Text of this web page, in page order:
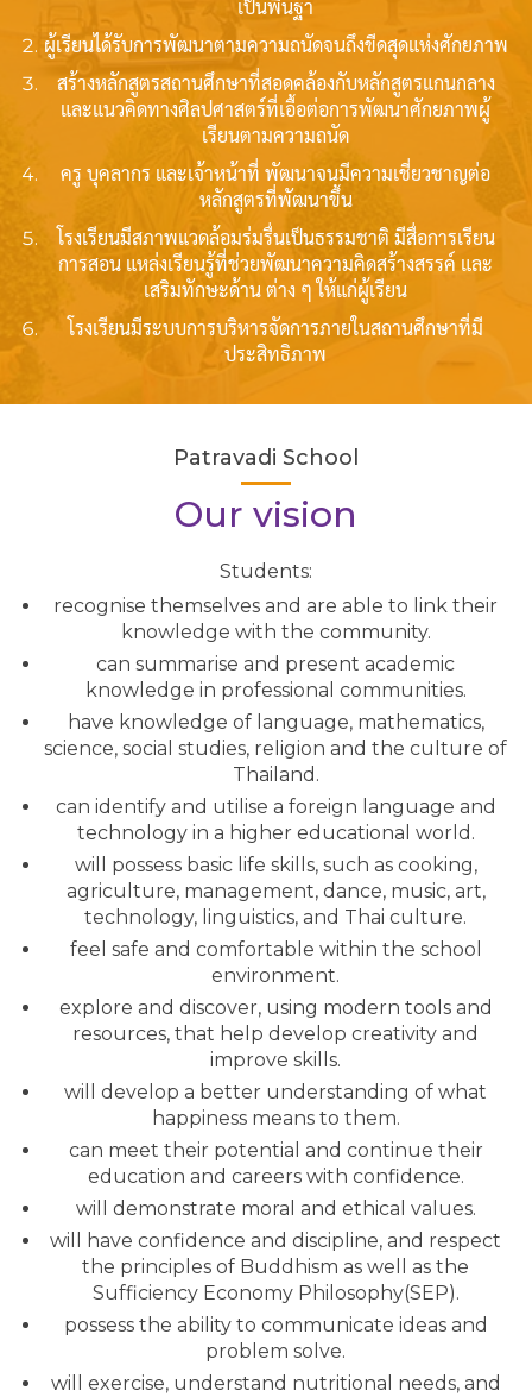
เป็นพื้นฐา
ผู้เรียนได้รับการพัฒนาตามความถนัดจนถึงขีดสุดแห่งศักยภาพ
สร้างหลักสูตรสถานศึกษาที่สอดคล้องกับหลักสูตรแกนกลาง
และแนวคิดทางศิลปศาสตร์ที่เอื้อต่อการพัฒนาศักยภาพผู้
เรียนตามความถนัด
ครู บุคลากร และเจ้าหน้าที่ พัฒนาจนมีความเชี่ยวชาญต่อ
หลักสูตรที่พัฒนาขึ้น
โรงเรียนมีสภาพแวดล้อมร่มรื่นเป็นธรรมชาติ มีสื่อการเรียน
การสอน แหล่งเรียนรู้ที่ช่วยพัฒนาความคิดสร้างสรรค์ และ
เสริมทักษะด้าน ต่าง ๆ ให้แก่ผู้เรียน
โรงเรียนมีระบบการบริหารจัดการภายในสถานศึกษาที่มี
ประสิทธิภาพ
Our vision
Patravadi School
Students:
recognise themselves and are able to link their
knowledge with the community.
can summarise and present academic
knowledge in professional communities.
have knowledge of language, mathematics,
science, social studies, religion and the culture of
Thailand.
can identify and utilise a foreign language and
technology in a higher educational world.
will possess basic life skills, such as cooking,
agriculture, management, dance, music, art,
technology, linguistics, and Thai culture.
feel safe and comfortable within the school
environment.
explore and discover, using modern tools and
resources, that help develop creativity and
improve skills.
will develop a better understanding of what
happiness means to them.
can meet their potential and continue their
education and careers with confidence.
will demonstrate moral and ethical values.
will have confidence and discipline, and respect
the principles of Buddhism as well as the
Sufficiency Economy Philosophy(SEP).
possess the ability to communicate ideas and
problem solve.
will exercise, understand nutritional needs, and